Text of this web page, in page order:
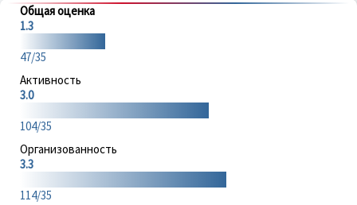
Общая оценка
1.3
47/35
Активность
3.0
104/35
Организованность
3.3
114/35